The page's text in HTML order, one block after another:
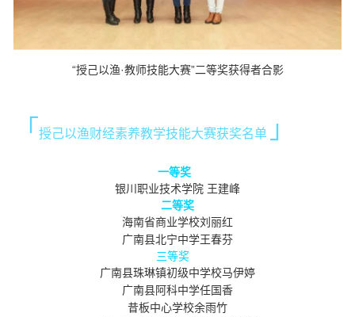
“授己以渔·教师技能大赛”二等奖获得者合影
「授己以渔财经素养教学技能大赛获奖名单 」
一等奖
银川职业技术学院 王建峰
二等奖
海南省商业学校刘丽红
广南县北宁中学王春芬
三等奖
广南县珠琳镇初级中学校马伊婷
广南县阿科中学任国香
昔板中心学校余雨竹